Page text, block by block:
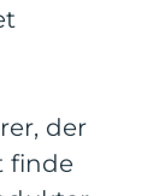
der
finde